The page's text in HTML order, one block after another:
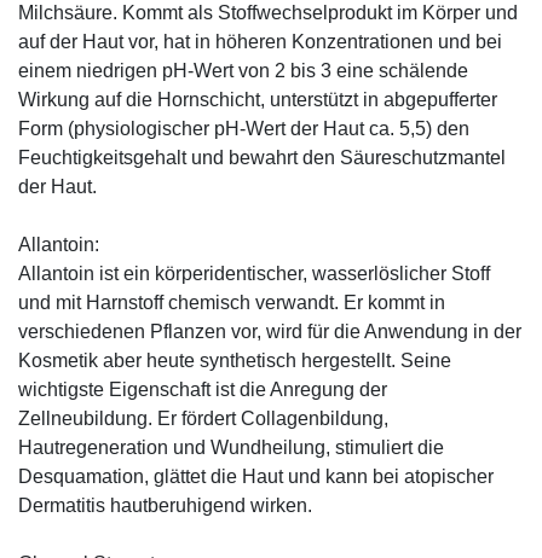
Milchsäure. Kommt als Stoffwechselprodukt im Körper und
auf der Haut vor, hat in höheren Konzentrationen und bei
einem niedrigen pH-Wert von 2 bis 3 eine schälende
Wirkung auf die Hornschicht, unterstützt in abgepufferter
Form (physiologischer pH-Wert der Haut ca. 5,5) den
Feuchtigkeitsgehalt und bewahrt den Säureschutzmantel
der Haut.
Allantoin:
Allantoin ist ein körperidentischer, wasserlöslicher Stoff
und mit Harnstoff chemisch verwandt. Er kommt in
verschiedenen Pflanzen vor, wird für die Anwendung in der
Kosmetik aber heute synthetisch hergestellt. Seine
wichtigste Eigenschaft ist die Anregung der
Zellneubildung. Er fördert Collagenbildung,
Hautregeneration und Wundheilung, stimuliert die
Desquamation, glättet die Haut und kann bei atopischer
Dermatitis hautberuhigend wirken.